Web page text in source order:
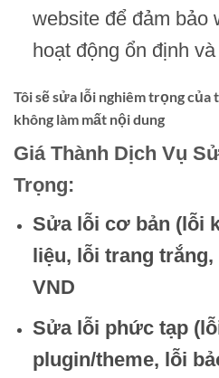
website để đảm bảo
hoạt động ổn định
Tôi sẽ sửa lỗi nghiêm trọng của
không làm mất nội dung
Giá Thành Dịch Vụ
Trọng:
Sửa lỗi cơ bản (lỗi
liệu, lỗi trang trắng,
VND
Sửa lỗi phức tạp
plugin/theme, lỗi